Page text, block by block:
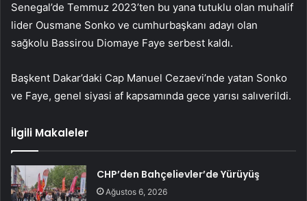
Senegal’de Temmuz 2023’ten bu yana tutuklu olan muhalif
lider Ousmane Sonko ve cumhurbaşkanı adayı olan
sağkolu Bassirou Diomaye Faye serbest kaldı.
Başkent Dakar’daki Cap Manuel Cezaevi’nde yatan Sonko
ve Faye, genel siyasi af kapsamında gece yarısı salıverildi.
İlgili Makaleler
CHP’den Bahçelievler’de Yürüyüş
Ağustos 6, 2026